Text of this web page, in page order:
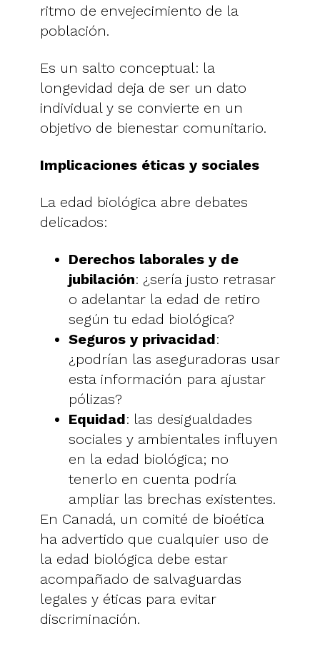
ritmo de envejecimiento de la
población.
Es un salto conceptual: la
longevidad deja de ser un dato
individual y se convierte en un
objetivo de bienestar comunitario.
Implicaciones éticas y sociales
La edad biológica abre debates
delicados:
Derechos laborales y de
jubilación: ¿sería justo retrasar
o adelantar la edad de retiro
según tu edad biológica?
Seguros y privacidad:
¿podrían las aseguradoras usar
esta información para ajustar
pólizas?
Equidad: las desigualdades
sociales y ambientales influyen
en la edad biológica; no
tenerlo en cuenta podría
ampliar las brechas existentes.
En Canadá, un comité de bioética
ha advertido que cualquier uso de
la edad biológica debe estar
acompañado de salvaguardas
legales y éticas para evitar
discriminación.